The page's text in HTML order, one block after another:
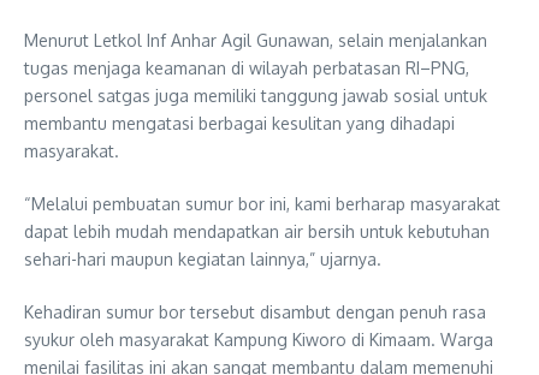
Menurut Letkol Inf Anhar Agil Gunawan, selain menjalankan
tugas menjaga keamanan di wilayah perbatasan RI–PNG,
personel satgas juga memiliki tanggung jawab sosial untuk
membantu mengatasi berbagai kesulitan yang dihadapi
masyarakat.
“Melalui pembuatan sumur bor ini, kami berharap masyarakat
dapat lebih mudah mendapatkan air bersih untuk kebutuhan
sehari-hari maupun kegiatan lainnya,” ujarnya.
Kehadiran sumur bor tersebut disambut dengan penuh rasa
syukur oleh masyarakat Kampung Kiworo di Kimaam. Warga
menilai fasilitas ini akan sangat membantu dalam memenuhi